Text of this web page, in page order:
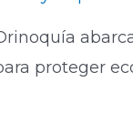
proteger